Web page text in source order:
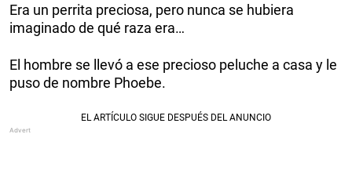
Era un perrita preciosa, pero nunca se hubiera
imaginado de qué raza era…
El hombre se llevó a ese precioso peluche a casa y le
puso de nombre Phoebe.